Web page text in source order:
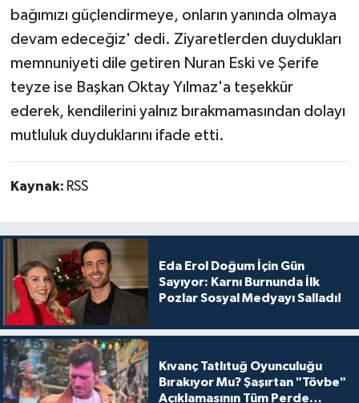
bağımızı güçlendirmeye, onların yanında olmaya
devam edeceğiz' dedi. Ziyaretlerden duydukları
memnuniyeti dile getiren Nuran Eski ve Şerife
teyze ise Başkan Oktay Yılmaz'a teşekkür
ederek, kendilerini yalnız bırakmamasından dolayı
mutluluk duyduklarını ifade etti.
Kaynak: RSS
Eda Erol Doğum İçin Gün
Sayıyor: Karnı Burnunda İlk
Pozlar Sosyal Medyayı Salladı!
Kıvanç Tatlıtuğ Oyunculuğu
Bırakıyor Mu? Şaşırtan "Tövbe"
Açıklamasının Tüm Perde